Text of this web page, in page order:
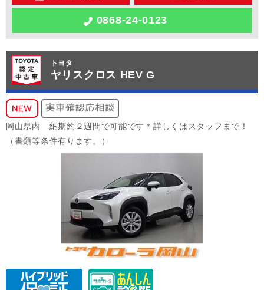
0868-24-0123
トヨタ
ヤリスクロス HEV G
岡山県内 納期約２週間で可能です＊詳しくはスタッフまで！
（書類等条件有ります。）